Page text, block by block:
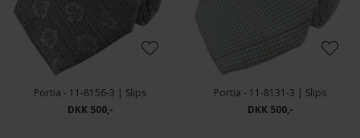
Portia - 11-8156-3 | Slips
DKK 500,-
Portia - 11-8131-3 | Slips
DKK 500,-